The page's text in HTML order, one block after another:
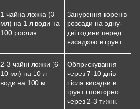
1 чайна ложка (3
мл) на 1 л води на
100 рослин
Занурення коренів
розсади на одну-
дві години перед
висадкою в грунт.
2-3 чайні ложки (6-
10 мл) на 10 л
води на 100 м
Обприскування
через 7-10 днів
після висадки в
грунт і повторно
через 2-3 тижні.